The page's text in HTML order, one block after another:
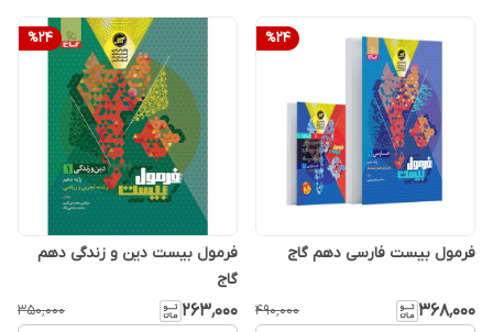
%24
فرمول بیست فارسی دهم گاج
۳۶۸٬۰۰۰ ۴۹۰٬۰۰۰
%24
فرمول بیست دین و زندگی دهم
گاج
۲۶۳٬۰۰۰ ۳۵۰٬۰۰۰